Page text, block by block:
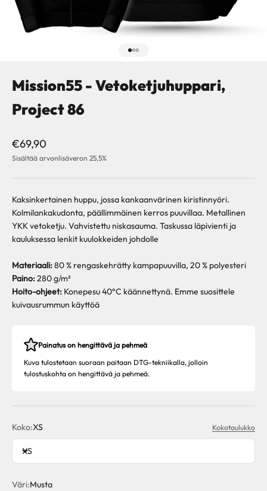
Mission55 - Vetoketjuhuppari,
Project 86
Alennushinta
€69,90
Sisältää arvonlisäveron 25,5%
Kaksinkertainen huppu, jossa kankaanvärinen kiristinnyöri.
Kolmilankakudonta, päällimmäinen kerros puuvillaa. Metallinen
YKK vetoketju. Vahvistettu niskasauma. Taskussa läpivienti ja
kauluksessa lenkit kuulokkeiden johdolle
Materiaali:80 % rengaskehrätty kampapuuvilla, 20 % polyesteri
Paino:280 g/m²
Hoito-ohjeet: Konepesu 40°C käännettynä. Emme suosittele
kuivausrummun käyttöä
Painatus on hengittävä ja pehmeä
Kuva tulostetaan suoraan paitaan DTG-tekniikalla, jolloin
tulostuskohta on hengittävä ja pehmeä.
Koko:XS Kokotaulukko
XS
Väri:Musta